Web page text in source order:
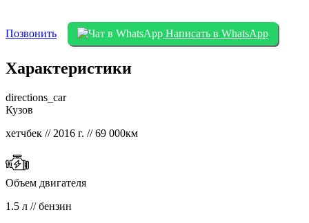
Позвонить Написать в WhatsApp
Характеристики
directions_car
Кузов
хетчбек // 2016 г. // 69 000км
Объем двигателя
1.5 л // бензин